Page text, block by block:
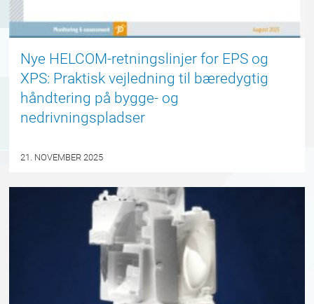
Nye HELCOM-retningslinjer for EPS og
XPS: Praktisk vejledning til bæredygtig
håndtering på bygge- og
nedrivningspladser
21. NOVEMBER 2025